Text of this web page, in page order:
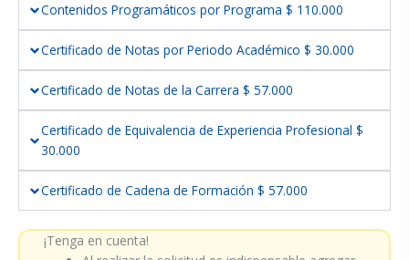
Contenidos Programáticos por Programa $ 110.000
Certificado de Notas por Periodo Académico $ 30.000
Certificado de Notas de la Carrera $ 57.000
Certificado de Equivalencia de Experiencia Profesional $
30.000
Certificado de Cadena de Formación $ 57.000
¡Tenga en cuenta!